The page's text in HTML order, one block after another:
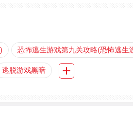
恐怖逃生游戏第九关攻略(恐怖逃生
逃脱游戏黑暗